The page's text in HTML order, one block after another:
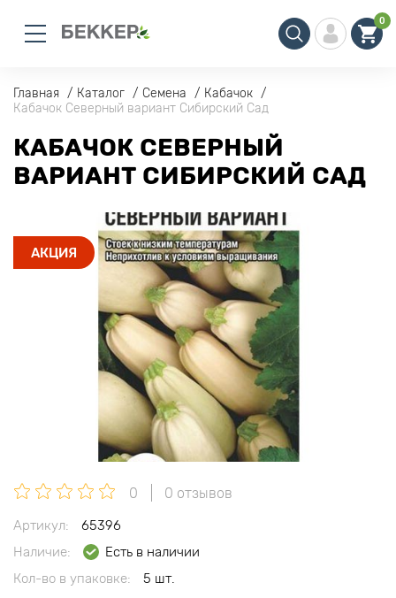
0
Главная Каталог Семена
Кабачок
Кабачок Северный вариант Сибирский Сад
КАБАЧОК СЕВЕРНЫЙ
ВАРИАНТ СИБИРСКИЙ САД
АКЦИЯ
0 0 отзывов
Артикул:
65396
Наличие:
Есть в наличии
Кол-во в упаковке:
5 шт.